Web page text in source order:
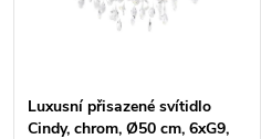
Luxusní přisazené svítidlo
Cindy, chrom, Ø50 cm, 6xG9,